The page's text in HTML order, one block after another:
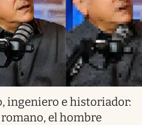
ingeniero e historiador:
el hombre